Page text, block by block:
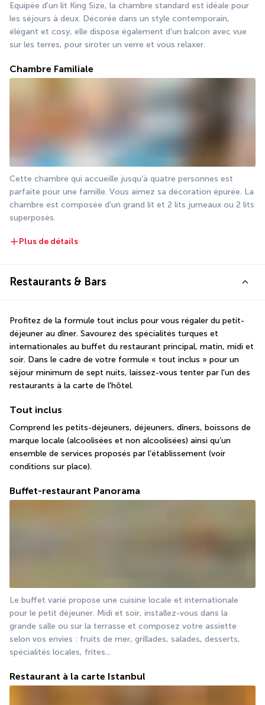
Equipée d'un lit King Size, la chambre standard est idéale pour
les séjours à deux. Décorée dans un style contemporain,
élégant et cosy, elle dispose également d'un balcon avec vue
sur les terres, pour siroter un verre et vous relaxer.
Chambre Familiale
Cette chambre qui accueille jusqu’à quatre personnes est
parfaite pour une famille. Vous aimez sa décoration épurée. La
chambre est composée d'un grand lit et 2 lits jumeaux ou 2 lits
superposés.
Plus de détails
Restaurants & Bars
Profitez de la formule tout inclus pour vous régaler du petit-
déjeuner au dîner. Savourez des spécialités turques et
internationales au buffet du restaurant principal, matin, midi et
soir. Dans le cadre de votre formule « tout inclus » pour un
séjour minimum de sept nuits, laissez-vous tenter par l'un des
restaurants à la carte de l'hôtel.
Tout inclus
Comprend les petits-déjeuners, déjeuners, dîners, boissons de
marque locale (alcoolisées et non alcoolisées) ainsi qu’un
ensemble de services proposés par l’établissement (voir
conditions sur place).
Buffet-restaurant Panorama
Le buffet varié propose une cuisine locale et internationale
pour le petit déjeuner. Midi et soir, installez-vous dans la
grande salle ou sur la terrasse et composez votre assiette
selon vos envies : fruits de mer, grillades, salades, desserts,
spécialités locales, frites...
Restaurant à la carte Istanbul